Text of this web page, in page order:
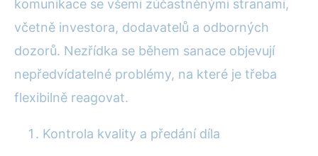
komunikace se všemi zúčastněnými stranami,
včetně investora, dodavatelů a odborných
dozorů. Nezřídka se během sanace objevují
nepředvídatelné problémy, na které je třeba
flexibilně reagovat.
Kontrola kvality a předání díla